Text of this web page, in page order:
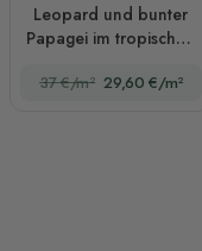
Leopard und bunter
Papagei im tropischen
37 €/m² 29,60 €/m²